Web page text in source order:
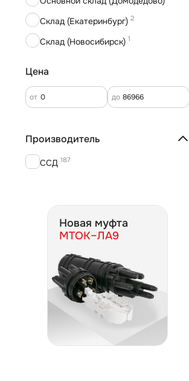
Склад (Екатеринбург) 2
Склад (Новосибирск) 1
Цена
от до
Производитель
ССД 187
Новая муфта
МТОК–ЛА9